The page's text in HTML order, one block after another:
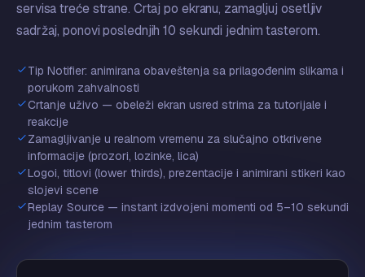
servisa treće strane. Crtaj po ekranu, zamagljuj osetljiv
sadržaj, ponovi poslednjih 10 sekundi jednim tasterom.
Tip Notifier: animirana obaveštenja sa prilagođenim slikama i
porukom zahvalnosti
Crtanje uživo — obeleži ekran usred strima za tutorijale i
reakcije
Zamagljivanje u realnom vremenu za slučajno otkrivene
informacije (prozori, lozinke, lica)
Logoi, titlovi (lower thirds), prezentacije i animirani stikeri kao
slojevi scene
Replay Source — instant izdvojeni momenti od 5–10 sekundi
jednim tasterom
🏆